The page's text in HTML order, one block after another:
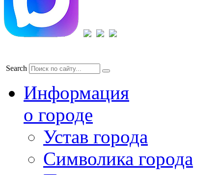
Search
Информация
о городе
Устав города
Символика города